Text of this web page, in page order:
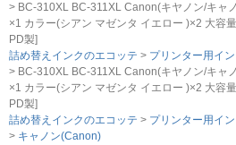
BC-310XL BC-311XL Canon(キヤノン/キャ
×1 カラー(シアン マゼンタ イエロー )×2 大容
PD製]
詰め替えインクのエコッテ
プリンター用イン
BC-310XL BC-311XL Canon(キヤノン/キャ
×1 カラー(シアン マゼンタ イエロー )×2 大容
PD製]
詰め替えインクのエコッテ
プリンター用イン
キャノン(Canon)